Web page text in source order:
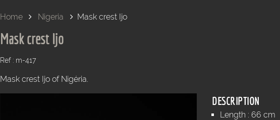
Home Nigeria Mask crest Ijo
Mask crest Ijo
Ref : m-417
Mask crest Ijo of Nigéria.
DESCRIPTION
Length : 66 cm